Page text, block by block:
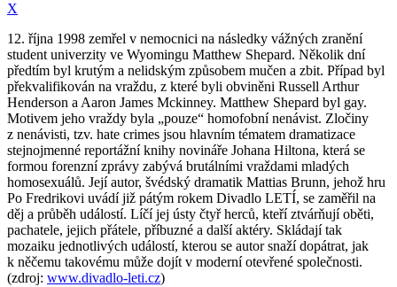
X
12. října 1998 zemřel v nemocnici na následky vážných zranění
student univerzity ve Wyomingu Matthew Shepard. Několik dní
předtím byl krutým a nelidským způsobem mučen a zbit. Případ byl
překvalifikován na vraždu, z které byli obviněni Russell Arthur
Henderson a Aaron James Mckinney. Matthew Shepard byl gay.
Motivem jeho vraždy byla „pouze“ homofobní nenávist. Zločiny
z nenávisti, tzv. hate crimes jsou hlavním tématem dramatizace
stejnojmenné reportážní knihy novináře Johana Hiltona, která se
formou forenzní zprávy zabývá brutálními vraždami mladých
homosexuálů. Její autor, švédský dramatik Mattias Brunn, jehož hru
Po Fredrikovi uvádí již pátým rokem Divadlo LETÍ, se zaměřil na
děj a průběh událostí. Líčí jej ústy čtyř herců, kteří ztvárňují oběti,
pachatele, jejich přátele, příbuzné a další aktéry. Skládají tak
mozaiku jednotlivých událostí, kterou se autor snaží dopátrat, jak
k něčemu takovému může dojít v moderní otevřené společnosti.
(zdroj: www.divadlo-leti.cz)